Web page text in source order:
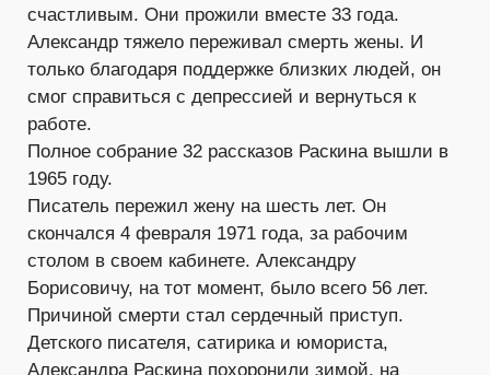
счастливым. Они прожили вместе 33 года.
Александр тяжело переживал смерть жены. И
только благодаря поддержке близких людей, он
смог справиться с депрессией и вернуться к
работе.
Полное собрание 32 рассказов Раскина вышли в
1965 году.
Писатель пережил жену на шесть лет. Он
скончался 4 февраля 1971 года, за рабочим
столом в своем кабинете. Александру
Борисовичу, на тот момент, было всего 56 лет.
Причиной смерти стал сердечный приступ.
Детского писателя, сатирика и юмориста,
Александра Раскина похоронили зимой, на